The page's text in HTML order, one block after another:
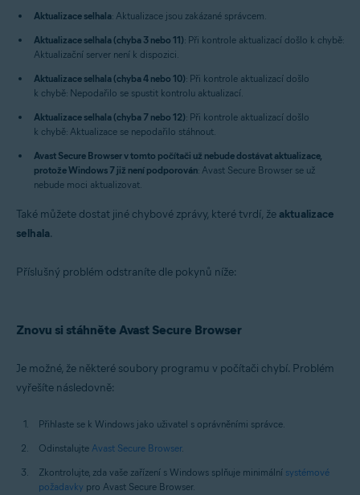
Aktualizace selhala: Aktualizace jsou zakázané správcem.
Aktualizace selhala (chyba 3 nebo 11): Při kontrole aktualizací došlo k chybě:
Aktualizační server není k dispozici.
Aktualizace selhala (chyba 4 nebo 10): Při kontrole aktualizací došlo
k chybě: Nepodařilo se spustit kontrolu aktualizací.
Aktualizace selhala (chyba 7 nebo 12): Při kontrole aktualizací došlo
k chybě: Aktualizace se nepodařilo stáhnout.
Avast Secure Browser v tomto počítači už nebude dostávat aktualizace,
protože Windows 7 již není podporován: Avast Secure Browser se už
nebude moci aktualizovat.
Také můžete dostat jiné chybové zprávy, které tvrdí, že aktualizace
selhala.
Příslušný problém odstraníte dle pokynů níže:
Znovu si stáhněte Avast Secure Browser
Je možné, že některé soubory programu v počítači chybí. Problém
vyřešíte následovně:
Přihlaste se k Windows jako uživatel s oprávněními správce.
Odinstalujte Avast Secure Browser.
Zkontrolujte, zda vaše zařízení s Windows splňuje minimální systémové
požadavky pro Avast Secure Browser.